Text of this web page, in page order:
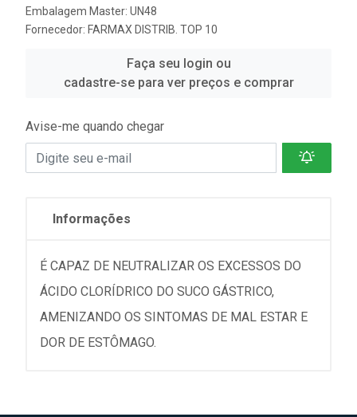
Embalagem Master: UN48
Fornecedor: FARMAX DISTRIB. TOP 10
Faça seu login ou
cadastre-se para ver preços e comprar
Avise-me quando chegar
Informações
É CAPAZ DE NEUTRALIZAR OS EXCESSOS DO
ÁCIDO CLORÍDRICO DO SUCO GÁSTRICO,
AMENIZANDO OS SINTOMAS DE MAL ESTAR E
DOR DE ESTÔMAGO.